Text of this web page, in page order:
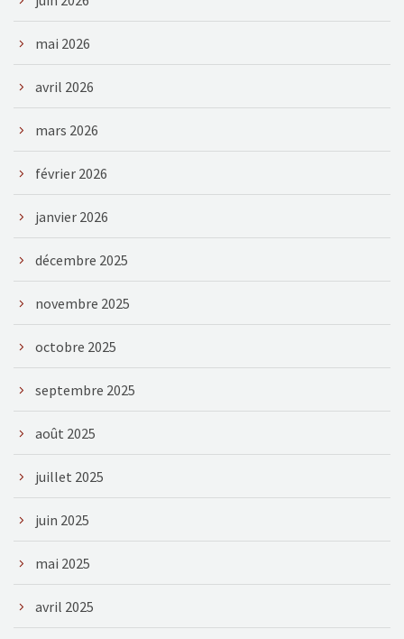
mai 2026
avril 2026
mars 2026
février 2026
janvier 2026
décembre 2025
novembre 2025
octobre 2025
septembre 2025
août 2025
juillet 2025
juin 2025
mai 2025
avril 2025